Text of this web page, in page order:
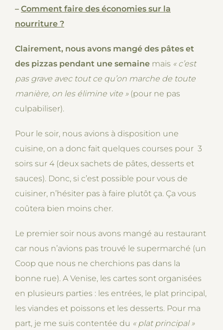
– Comment faire des économies sur la
nourriture ?
Clairement, nous avons mangé des pâtes et
des pizzas pendant une semaine mais « c’est
pas grave avec tout ce qu’on marche de toute
manière, on les élimine vite »(pour ne pas
culpabiliser).
Pour le soir, nous avions à disposition une
cuisine, on a donc fait quelques courses pour 3
soirs sur 4 (deux sachets de pâtes, desserts et
sauces). Donc, si c’est possible pour vous de
cuisiner, n’hésiter pas à faire plutôt ça. Ça vous
coûtera bien moins cher.
Le premier soir nous avons mangé au restaurant
car nous n’avions pas trouvé le supermarché (un
Coop que nous ne cherchions pas dans la
bonne rue). A Venise, les cartes sont organisées
en plusieurs parties : les entrées, le plat principal,
les viandes et poissons et les desserts. Pour ma
part, je me suis contentée du « plat principal»